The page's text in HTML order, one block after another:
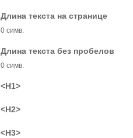
Длина текста на странице
0 симв.
Длина текста без пробелов
0 симв.
<H1>
<H2>
<H3>